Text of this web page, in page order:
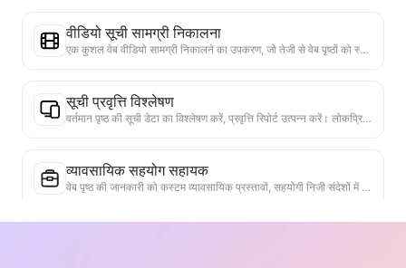
वीडियो सूची सामग्री निकालना
एक कुशल वेब वीडियो सामग्री निकालने का उपकरण, जो तेजी से वेब पृष्ठों को स्कैन कर सकता है और वीडियो जानकारी को संरचित Markdown तालिका में व्यवस्थित कर सकता है।
सूची प्रवृत्ति विश्लेषण
वर्तमान पृष्ठ की सूची डेटा का विश्लेषण करें, प्रवृत्ति रिपोर्ट उत्पन्न करें। लोकप्रिय श्रेणियों, तेजी से बढ़ते उत्पाद प्रकारों और उभरती तकनीकों की पहचान करें। तात्कालिक बाजार अंतर्दृष्टि प्रदान करें, ताकि आप नवीनतम उत्पाद प्रवृत्तियों और बाजार के रुझानों को समझ सकें।
व्यावसायिक सहयोग सहायक
वेब पृष्ठ की जानकारी को कस्टम व्यावसायिक प्रस्तावों, सहयोगी निजी संदेशों में परिवर्तित करें, तैयार टेम्पलेट और फॉलो-अप गाइड प्रदान करें, सहयोग प्रक्रिया को सरल बनाएं।